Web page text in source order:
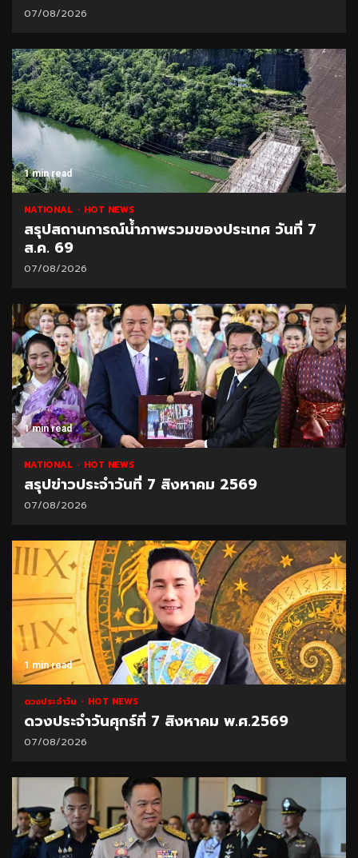
07/08/2026
1 min read
NATIONAL HOT NEWS
สรุปสถานการณ์น้ำภาพรวมของประเทศ วันที่ 7
ส.ค. 69
07/08/2026
1 min read
NATIONAL HOT NEWS
สรุปข่าวประจำวันที่ 7 สิงหาคม 2569
07/08/2026
1 min read
ดวงประจำวัน HOT NEWS
ดวงประจำวันศุกร์ที่ 7 สิงหาคม พ.ศ.2569
07/08/2026